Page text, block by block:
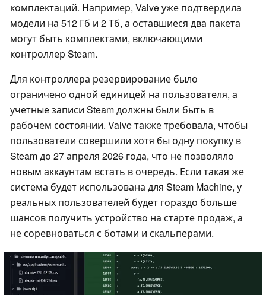
комплектаций. Например, Valve уже подтвердила
модели на 512 Гб и 2 Тб, а оставшиеся два пакета
могут быть комплектами, включающими
контроллер Steam.
Для контроллера резервирование было
ограничено одной единицей на пользователя, а
учетные записи Steam должны были быть в
рабочем состоянии. Valve также требовала, чтобы
пользователи совершили хотя бы одну покупку в
Steam до 27 апреля 2026 года, что не позволяло
новым аккаунтам встать в очередь. Если такая же
система будет использована для Steam Machine, у
реальных пользователей будет гораздо больше
шансов получить устройство на старте продаж, а
не соревноваться с ботами и скальперами.